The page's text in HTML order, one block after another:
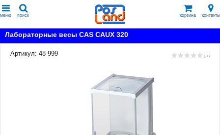
меню поиск корзина контакты
Лабораторные весы CAS CAUX 320
Артикул: 48 999 ( 0 )